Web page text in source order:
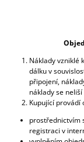
Náklady vzniklé
dálku v
připojení,
náklady se
Kupující provádí
prostřednictvím
registraci v